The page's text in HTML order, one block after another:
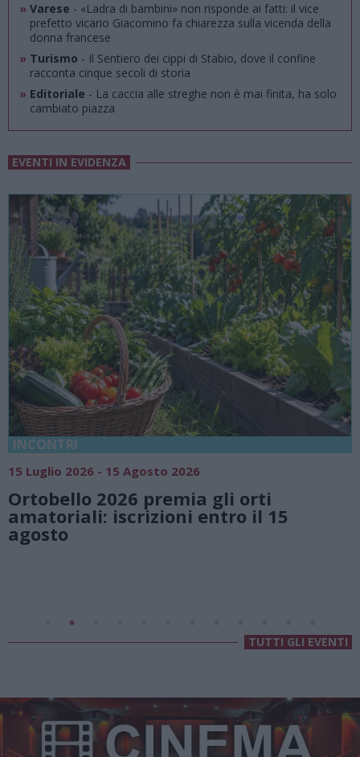
» Varese - «Ladra di bambini» non risponde ai fatti: il vice
prefetto vicario Giacomino fa chiarezza sulla vicenda della
donna francese
» Turismo - Il Sentiero dei cippi di Stabio, dove il confine
racconta cinque secoli di storia
» Editoriale - La caccia alle streghe non è mai finita, ha solo
cambiato piazza
EVENTI IN EVIDENZA
18 Luglio 2026 - 15 Agosto 2026
Vivi l’estate a Villa Fogazzaro
natura e atmosfere senza
Lago di Lugano
TUTTI GLI EVENTI